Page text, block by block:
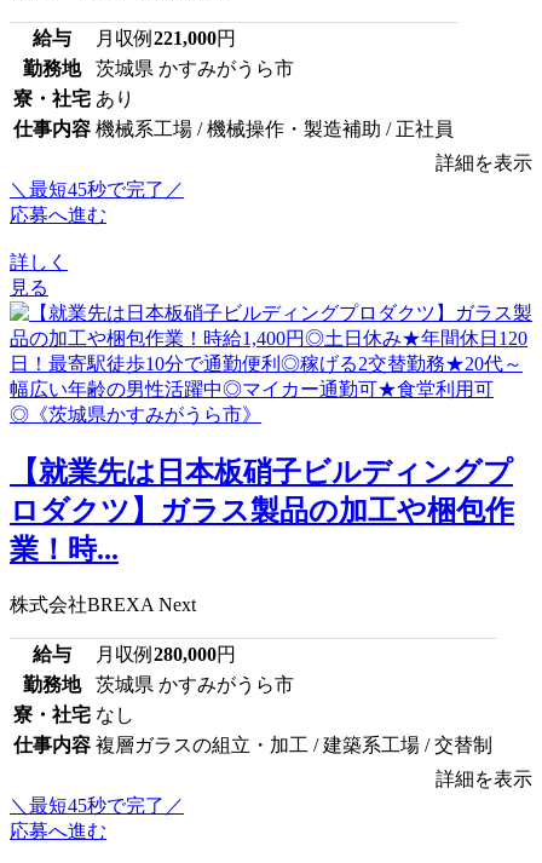
給与 月収例 221,000円
勤務地
茨城県 かすみがうら市
寮・社宅 あり
仕事内容 機械系工場 / 機械操作・製造補助 / 正社員
詳細を表示
＼最短45秒で完了／
応募へ進む
詳しく
見る
【就業先は日本板硝子ビルディングプ
ロダクツ】ガラス製品の加工や梱包作
業！時...
株式会社BREXA Next
給与 月収例 280,000円
勤務地
茨城県 かすみがうら市
寮・社宅 なし
仕事内容 複層ガラスの組立・加工 / 建築系工場 / 交替制
詳細を表示
＼最短45秒で完了／
応募へ進む